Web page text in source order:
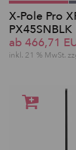
X-Pole Pro
PX45SNBLK
ab 466,71
inkl. 21 % MwSt.